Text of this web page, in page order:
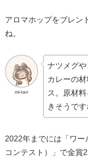
アロマホップをブレン
ね。
mi-tan
ナツメグ
カレーの
ス。原材
きそうです
2022年までには「ワ
コンテスト）」で金賞